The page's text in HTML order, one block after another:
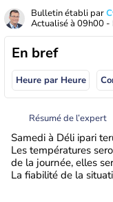
Bulletin établi par
Actualisé à 09h00 -
En bref
Heure par Heure
Résumé de l’expert
Samedi à Déli ipari
Les températures
de la journée, elles
La fiabilité de la